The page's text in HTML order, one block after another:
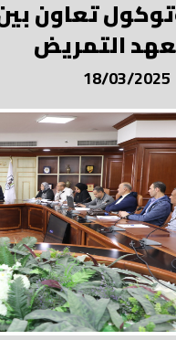
تعاون
التمريض
18/03/2025